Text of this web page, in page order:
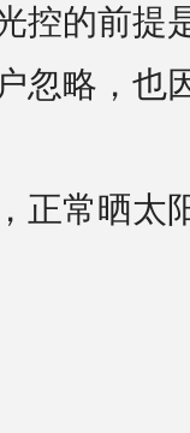
控的前提
忽略，也
正常晒太